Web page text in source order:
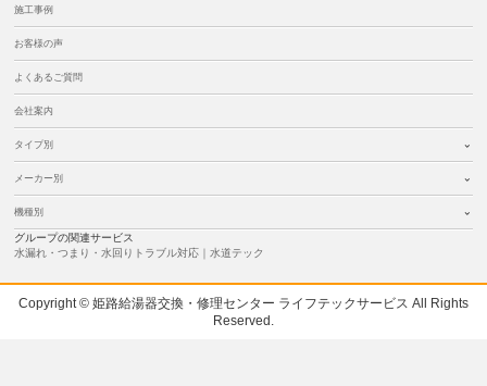
施工事例
お客様の声
よくあるご質問
会社案内
タイプ別
メーカー別
機種別
グループの関連サービス
水漏れ・つまり・水回りトラブル対応｜水道テック
Copyright © 姫路給湯器交換・修理センター ライフテックサービス All Rights
Reserved.